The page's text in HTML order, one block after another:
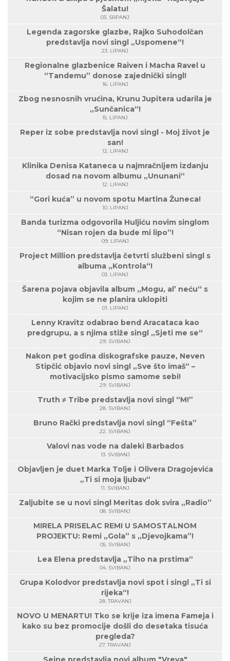
Šalatu!
03. SRPANJ
Legenda zagorske glazbe, Rajko Suhodolčan
predstavlja novi singl „Uspomene“!
23. LIPANJ
Regionalne glazbenice Raiven i Macha Ravel u
“Tandemu” donose zajednički singl!
16. LIPANJ
Zbog nesnosnih vrućina, Krunu Jupitera udarila je
„Sunčanica“!
15. LIPANJ
Reper iz sobe predstavlja novi singl - Moj život je
san!
12. LIPANJ
Klinika Denisa Kataneca u najmračnijem izdanju
dosad na novom albumu „Ununani“
12. LIPANJ
“Gori kuća” u novom spotu Martina Žuneca!
10. LIPANJ
Banda turizma odgovorila Huljiću novim singlom
“Nisan rojen da bude mi lipo”!
09. LIPANJ
Project Million predstavlja četvrti službeni singl s
albuma „Kontrola“!
03. LIPANJ
Šarena pojava objavila album „Mogu, al’ neću“ s
kojim se ne planira uklopiti
01. LIPANJ
Lenny Kravitz odabrao bend Aracataca kao
predgrupu, a s njima stiže singl „Sjeti me se“
29. SVIBANJ
Nakon pet godina diskografske pauze, Neven
Stipčić objavio novi singl „Sve što imaš“ –
motivacijsko pismo samome sebi!
29. SVIBANJ
Truth ≠ Tribe predstavlja novi singl “M!”
28. SVIBANJ
Bruno Rački predstavlja novi singl “Fešta”
22. SVIBANJ
Valovi nas vode na daleki Barbados
13. SVIBANJ
Objavljen je duet Marka Tolje i Olivera Dragojevića
„Ti si moja ljubav“
11. SVIBANJ
Zaljubite se u novi singl Meritas dok svira „Radio”
08. SVIBANJ
MIRELA PRISELAC REMI U SAMOSTALNOM
PROJEKTU: Remi „Gola” s „Djevojkama”!
05. SVIBANJ
Lea Elena predstavlja „Tiho na prstima“
04. SVIBANJ
Grupa Kolodvor predstavlja novi spot i singl „Ti si
rijeka“!
28. TRAVANJ
NOVO U MENARTU! Tko se krije iza imena Fameja i
kako su bez promocije došli do desetaka tisuća
pregleda?
27. TRAVANJ